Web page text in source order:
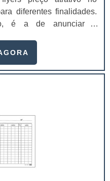
diferentes finalidades.
é a de anunciar a
costuma trabalhar muito
impactantes e